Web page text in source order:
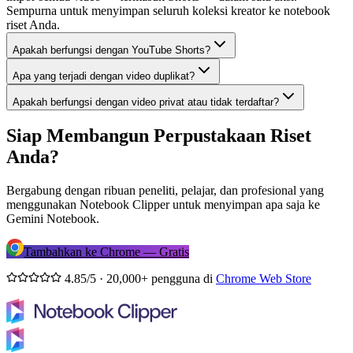
Sempurna untuk menyimpan seluruh koleksi kreator ke notebook
riset Anda.
Apakah berfungsi dengan YouTube Shorts?
Apa yang terjadi dengan video duplikat?
Apakah berfungsi dengan video privat atau tidak terdaftar?
Siap Membangun Perpustakaan Riset
Anda?
Bergabung dengan ribuan peneliti, pelajar, dan profesional yang
menggunakan Notebook Clipper untuk menyimpan apa saja ke
Gemini Notebook.
Tambahkan ke Chrome — Gratis
4.85/5 · 20,000+ pengguna di Chrome Web Store